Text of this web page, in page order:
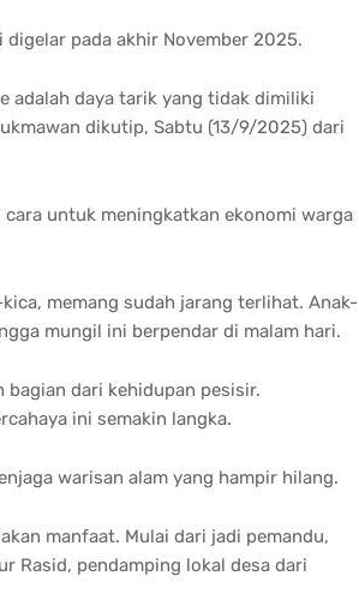
digelar pada akhir November 2025.
adalah daya tarik yang tidak dimiliki
dikutip, Sabtu (13/9/2025) dari
untuk meningkatkan ekonomi warga
memang sudah jarang terlihat. Anak-
mungil ini berpendar di malam hari.
bagian dari kehidupan pesisir.
ini semakin langka.
warisan alam yang hampir hilang.
manfaat. Mulai dari jadi pemandu,
Rasid, pendamping lokal desa dari